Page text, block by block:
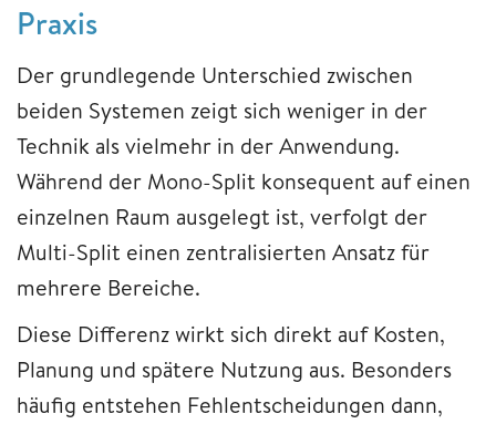
Praxis
Der grundlegende Unterschied zwischen
beiden Systemen zeigt sich weniger in der
Technik als vielmehr in der Anwendung.
Während der Mono-Split konsequent auf einen
einzelnen Raum ausgelegt ist, verfolgt der
Multi-Split einen zentralisierten Ansatz für
mehrere Bereiche.
Diese Differenz wirkt sich direkt auf Kosten,
Planung und spätere Nutzung aus. Besonders
häufig entstehen Fehlentscheidungen dann,